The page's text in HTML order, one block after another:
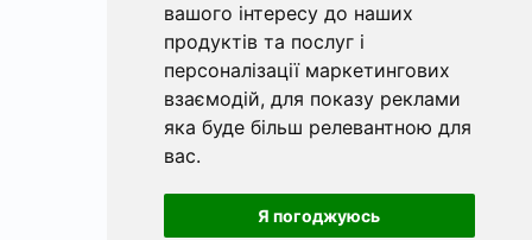
вашого інтересу до наших
продуктів та послуг і
персоналізації маркетингових
взаємодій, для показу реклами
яка буде більш релевантною для
вас.
Я погоджуюсь